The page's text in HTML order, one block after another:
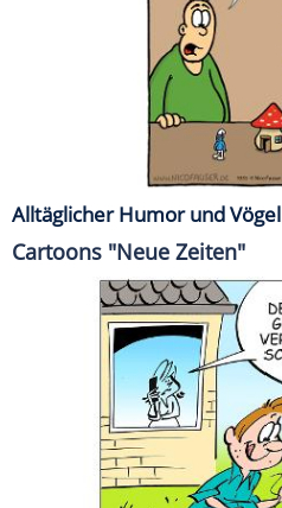
Alltäglicher Humor und Vögel
Cartoons "Neue Zeiten"